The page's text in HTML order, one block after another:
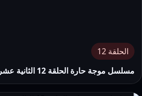
الحلقة 12
مسلسل موجة حارة الحلقة 12 الثانية عشر HD